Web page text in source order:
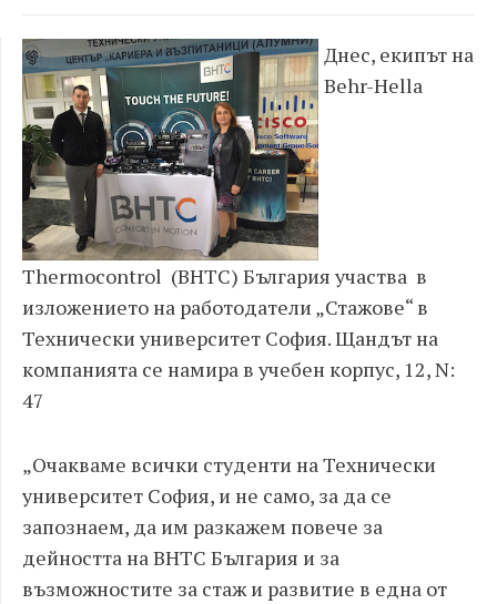
Днес, екипът на
Behr-Hella
Thermocontrol (BHTC) България участва в
изложението на работодатели „Стажове“ в
Технически университет София. Щандът на
компанията се намира в учебен корпус, 12, N:
47
„Очакваме всички студенти на Технически
университет София, и не само, за да се
запознаем, да им разкажем повече за
дейността на BHTC България и за
възможностите за стаж и развитие в една от